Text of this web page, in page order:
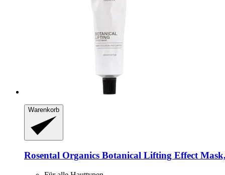
Warenkorb
Rosental Organics Botanical Lifting Effect